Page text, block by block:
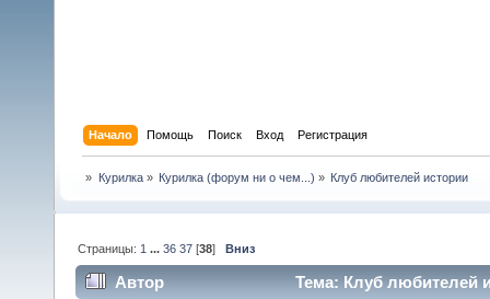
Начало Помощь Поиск Вход Регистрация
» Курилка» Курилка (форум ни о чем...) » Клуб любителей истории
Страницы: 1 ...36 37 [38]Вниз
Автор Тема: Клуб любителей